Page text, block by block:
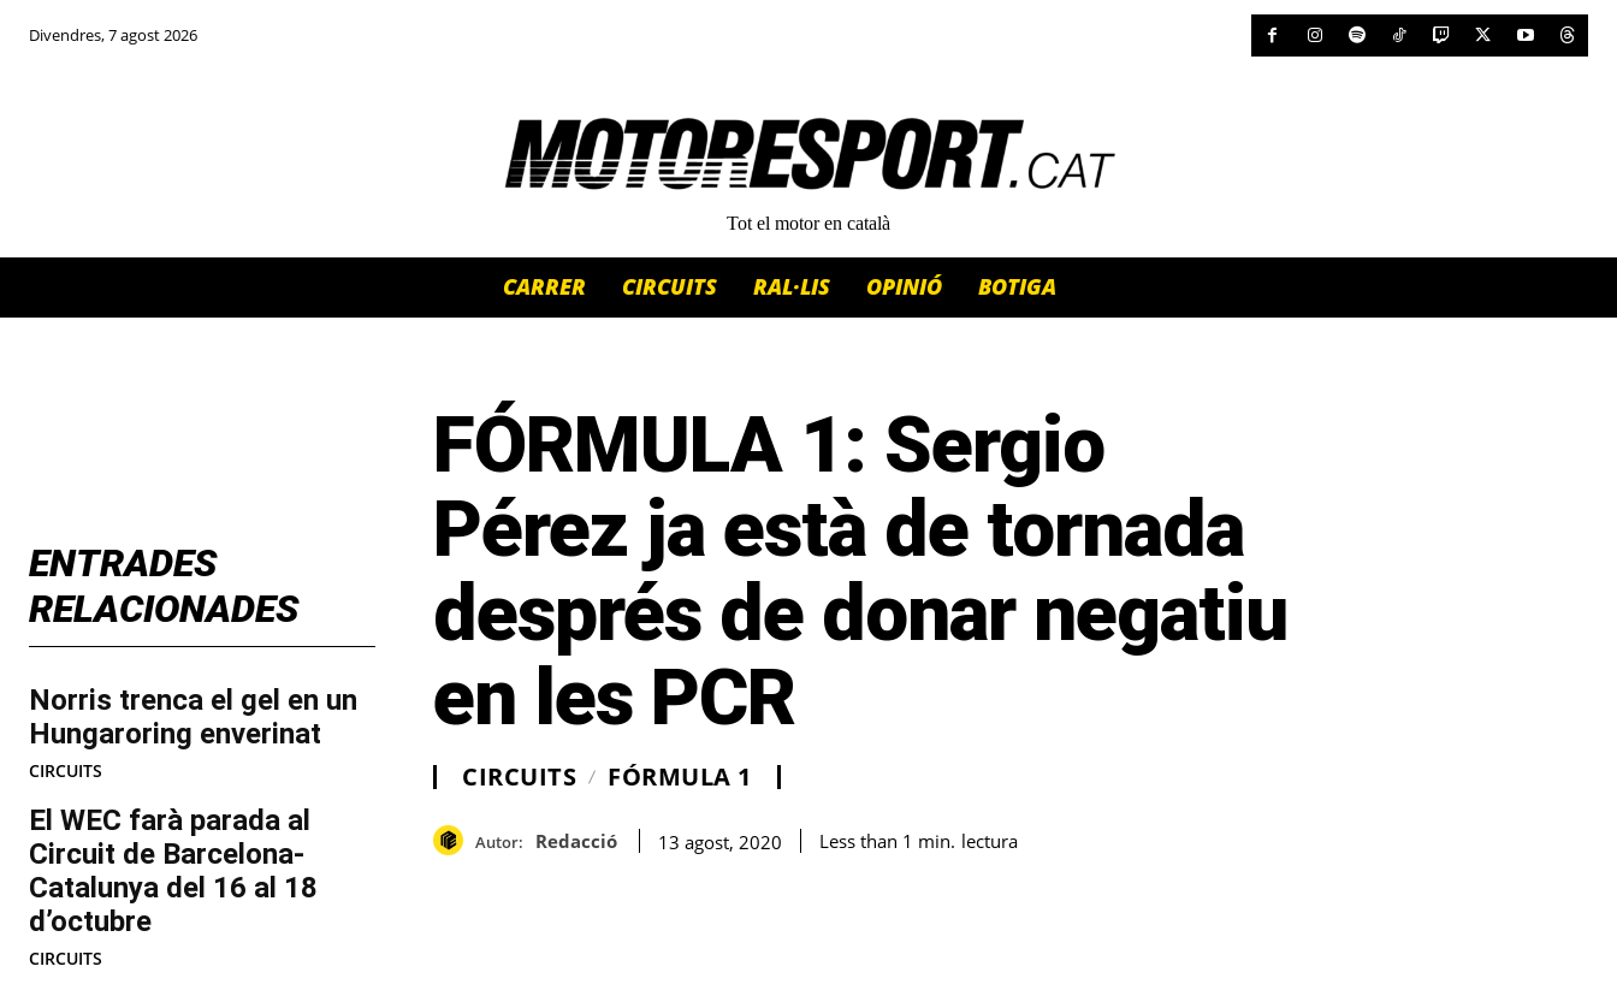
Divendres, 7 agost 2026
Tot el motor en català
CARRER CIRCUITS RAL·LIS OPINIÓ BOTIGA
ENTRADES
RELACIONADES
Norris trenca el gel en un
Hungaroring enverinat
CIRCUITS
El WEC farà parada al
Circuit de Barcelona-
Catalunya del 16 al 18
d’octubre
CIRCUITS
FÓRMULA 1: Sergio
Pérez ja està de tornada
després de donar negatiu
en les PCR
CIRCUITS FÓRMULA 1
Autor: Redacció 13 agost, 2020 Less than 1 min. lectura